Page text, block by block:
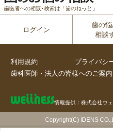
歯医者への相談･検索は「歯のねっと」
ログイン
歯の
相談
利用規約 プライバシ
歯科医師・法人の皆様へのご案内
情報提供：株式会社ウ
Copyright(C) IDENS